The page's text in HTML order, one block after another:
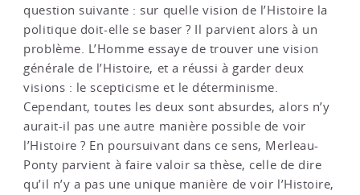
question suivante : sur quelle vision de l’Histoire la
politique doit-elle se baser ? Il parvient alors à un
problème. L’Homme essaye de trouver une vision
générale de l’Histoire, et a réussi à garder deux
visions : le scepticisme et le déterminisme.
Cependant, toutes les deux sont absurdes, alors n’y
aurait-il pas une autre manière possible de voir
l’Histoire ? En poursuivant dans ce sens, Merleau-
Ponty parvient à faire valoir sa thèse, celle de dire
qu’il n’y a pas une unique manière de voir l’Histoire,